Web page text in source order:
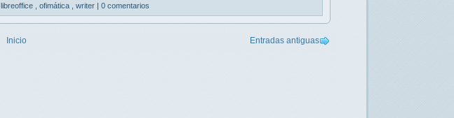
libreoffice ofimática writer | 0 comentarios
Entradas antiguas
Inicio